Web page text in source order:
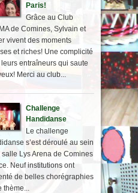
Paris!
Grâce au Club
de Comines, Sylvain et
vivent des moments
et riches! Une complicité
entraîneurs qui saute
Merci au club...
Challenge
Handidanse
Le challenge
s’est déroulé au sein
salle Lys Arena de Comines
Neuf institutions ont
de belles chorégraphies
thème...